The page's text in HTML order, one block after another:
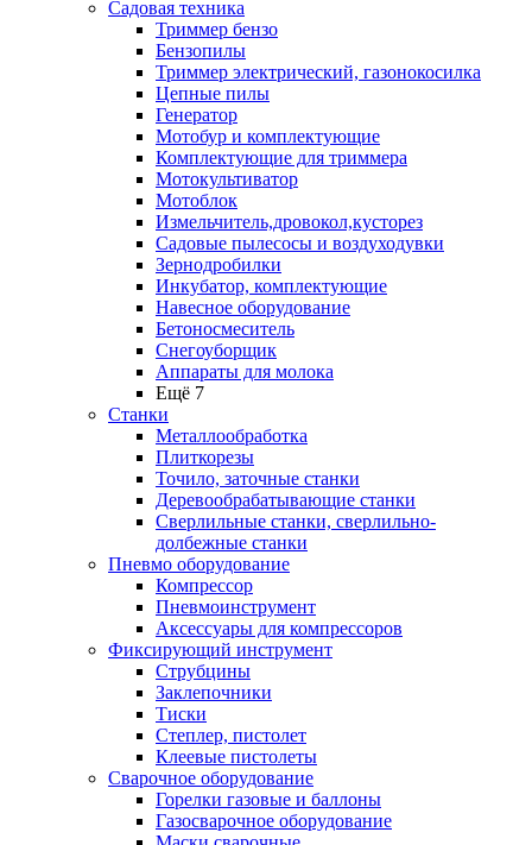
Садовая техника
Триммер бензо
Бензопилы
Триммер электрический, газонокосилка
Цепные пилы
Генератор
Мотобур и комплектующие
Комплектующие для триммера
Мотокультиватор
Мотоблок
Измельчитель,дровокол,кусторез
Садовые пылесосы и воздуходувки
Зернодробилки
Инкубатор, комплектующие
Навесное оборудование
Бетоносмеситель
Снегоуборщик
Аппараты для молока
Ещё 7
Станки
Металлообработка
Плиткорезы
Точило, заточные станки
Деревообрабатывающие станки
Сверлильные станки, сверлильно-
долбежные станки
Пневмо оборудование
Компрессор
Пневмоинструмент
Аксессуары для компрессоров
Фиксирующий инструмент
Струбцины
Заклепочники
Тиски
Степлер, пистолет
Клеевые пистолеты
Сварочное оборудование
Горелки газовые и баллоны
Газосварочное оборудование